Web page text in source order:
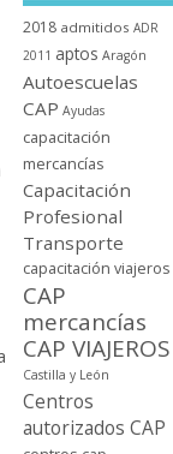
2018 admitidos ADR
2011 aptos Aragón
Autoescuelas
CAP Ayudas
capacitación
mercancí­as
Capacitación
Profesional
Transporte
capacitación viajeros
CAP
mercancí­as
CAP VIAJEROS
Castilla y León
Centros
autorizados CAP